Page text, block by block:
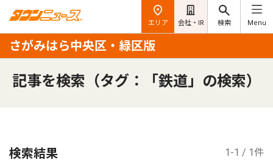
エリア 会社・IR 検索 Menu
さがみはら中央区・緑区版
記事を検索（タグ：「鉄道」の検索）
検索結果 1-1 / 1件